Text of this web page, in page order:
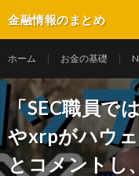
金融情報のまとめ
ホーム お金の基礎
「SEC職員で
やxrpがハウ
とコメントし